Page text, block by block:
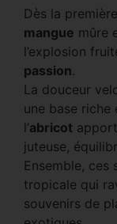
Dès la
mangue mûre
l’explosion
passion.
La douceur
une base
l’abricot
juteuse,
Ensemble, ces
tropicale qui
souvenirs de